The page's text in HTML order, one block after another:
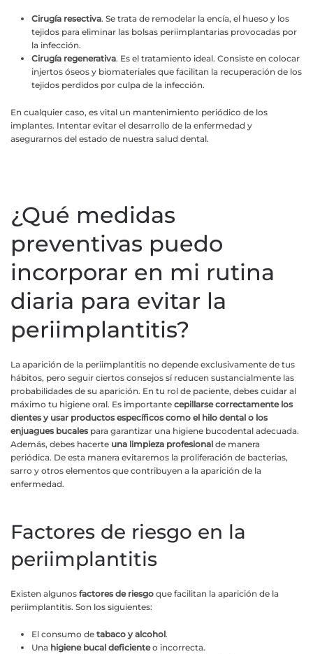
Cirugía resectiva. Se trata de remodelar la encía, el hueso y los
tejidos para eliminar las bolsas periimplantarias provocadas por
la infección.
Cirugía regenerativa. Es el tratamiento ideal. Consiste en colocar
injertos óseos y biomateriales que facilitan la recuperación de los
tejidos perdidos por culpa de la infección.
En cualquier caso, es vital un mantenimiento periódico de los
implantes. Intentar evitar el desarrollo de la enfermedad y
asegurarnos del estado de nuestra salud dental.
¿Qué medidas
preventivas puedo
incorporar en mi rutina
diaria para evitar la
periimplantitis?
La aparición de la periimplantitis no depende exclusivamente de tus
hábitos, pero seguir ciertos consejos sí reducen sustancialmente las
probabilidades de su aparición. En tu rol de paciente, debes cuidar al
máximo tu higiene oral. Es importante cepillarse correctamente los
dientes y usar productos específicos como el hilo dental o los
enjuagues bucales para garantizar una higiene bucodental adecuada.
Además, debes hacerte una limpieza profesional de manera
periódica. De esta manera evitaremos la proliferación de bacterias,
sarro y otros elementos que contribuyen a la aparición de la
enfermedad.
Factores de riesgo en la
periimplantitis
Existen algunos factores de riesgo que facilitan la aparición de la
periimplantitis. Son los siguientes:
El consumo de tabaco y alcohol.
Una higiene bucal deficienteo incorrecta.